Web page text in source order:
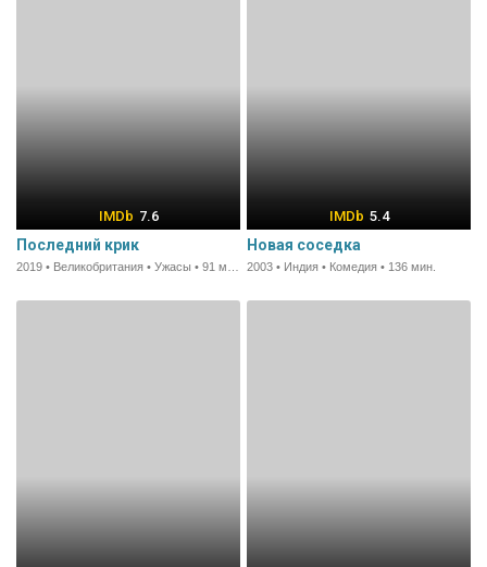
7.6
Последний крик
5.4
Новая соседка
2003 • Индия • Комедия • 136 мин.